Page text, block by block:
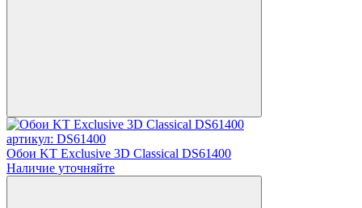
артикул: DS61400
Обои KT Exclusive 3D Classical DS61400
Наличие уточняйте